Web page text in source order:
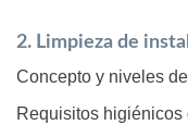
2. Limpieza de
Concepto y niveles
Requisitos higiénicos